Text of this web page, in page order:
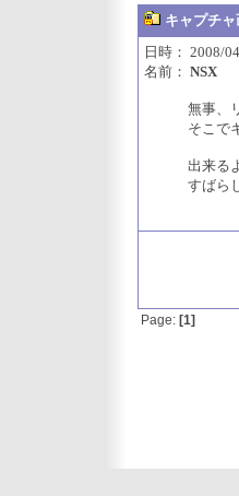
キャプチ
日時： 2008/
名前： NSX
無事、
そこで
出来る
すばら
Page: [1]